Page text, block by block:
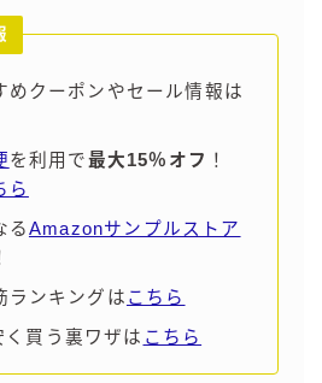
めクーポンやセール情報は
を利用で最大15％オフ ！
ら
るAmazonサンプルストア
ランキングは こちら
買う裏ワザは こちら